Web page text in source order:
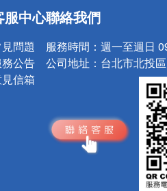
小心！
服中心
問題
公告
信箱
聯絡我們
服務時間： 週一至週日
公司地址： 台北市北投